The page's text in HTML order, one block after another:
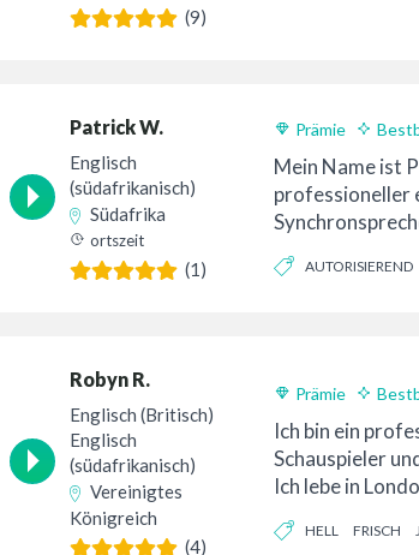
(9)
Patrick W.
Englisch
(südafrikanisch)
Südafrika
ortszeit
(1)
Prämie
Mein Name ist
professioneller
AUTORISIEREND
Robyn R.
Englisch (Britisch)
Englisch
(südafrikanisch)
Vereinigtes
Königreich
(4)
Prämie
24-Stunden-
Ich bin ein
Schauspieler
Ich lebe in
HELL FRISCH